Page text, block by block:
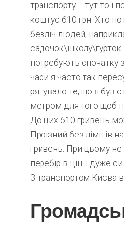
транспорту – тут то і
коштує 610 грн. Хто
безліч людей,
садочок\школу\гурток
потребують спочатку
часи я часто так
рятувало те, що я був
метром для того щоб
До цих 610 гривень
Проїзний без лімітів
гривень. При цьому
перебір в ціні і дуже
З транспортом Києва в